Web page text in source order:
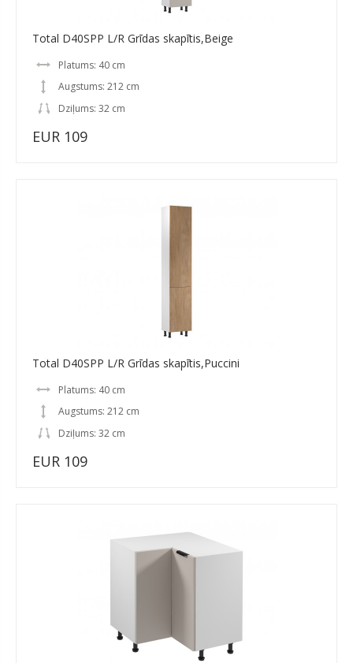
Total D40SPP L/R Grīdas skapītis,Beige
Platums: 40 cm
Augstums: 212 cm
Dziļums: 32 cm
EUR 109
Total D40SPP L/R Grīdas skapītis,Puccini
Platums: 40 cm
Augstums: 212 cm
Dziļums: 32 cm
EUR 109